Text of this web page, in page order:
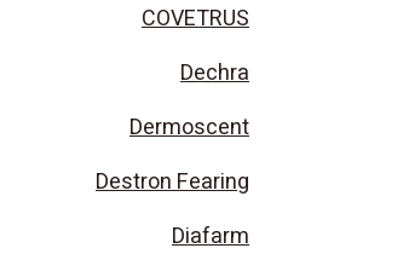
COVETRUS
Dechra
Dermoscent
Destron Fearing
Diafarm